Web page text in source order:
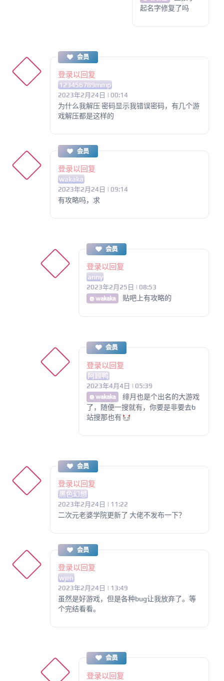
起名字修复了吗
会员
登录以回复
123456789mmp
2023年2月24日 | 00:14
为什么我解压 密码显示我错误密码，有几个游
戏解压都是这样的
会员
登录以回复
wakaka
2023年2月24日 | 09:14
有攻略吗，求
会员
登录以回复
anny
2023年2月25日 | 08:53
@ wakaka 贴吧上有攻略的
会员
登录以回复
阿顾鸭
2023年4月4日 | 05:39
@ wakaka
绯月也是个出名的大游戏
了，随便一搜就有，你要是非要去b
站搜那也有
会员
登录以回复
黑色幻想
2023年2月24日 | 11:22
二次元老婆学院更新了 大佬不发布一下？
会员
登录以回复
wjen
2023年2月24日 | 13:49
虽然是好游戏，但是各种bug让我放弃了。等
个完结看看。
会员
登录以回复